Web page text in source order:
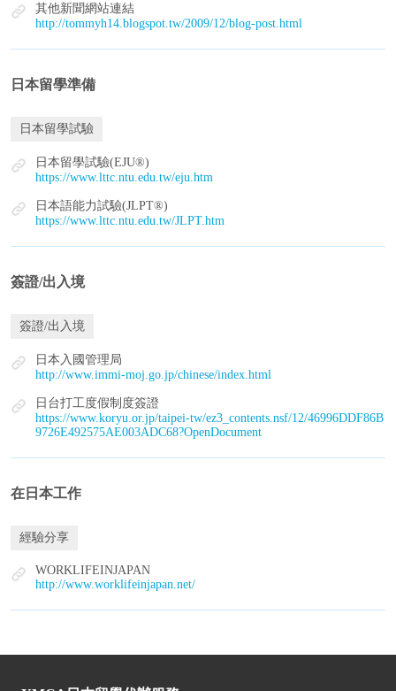
其他新聞網站連結
http://tommyh14.blogspot.tw/2009/12/blog-post.html
日本留學準備
日本留學試驗
日本留學試驗(EJU®)
https://www.lttc.ntu.edu.tw/eju.htm
日本語能力試驗(JLPT®)
https://www.lttc.ntu.edu.tw/JLPT.htm
簽證/出入境
簽證/出入境
日本入國管理局
http://www.immi-moj.go.jp/chinese/index.html
日台打工度假制度簽證
https://www.koryu.or.jp/taipei-tw/ez3_contents.nsf/12/46996DDF86B
9726E492575AE003ADC68?OpenDocument
在日本工作
經驗分享
WORKLIFEINJAPAN
http://www.worklifeinjapan.net/